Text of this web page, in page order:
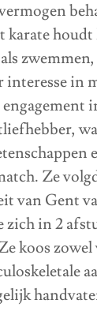
karate
interesse in
Ze
van Gent
zich in 2
koos